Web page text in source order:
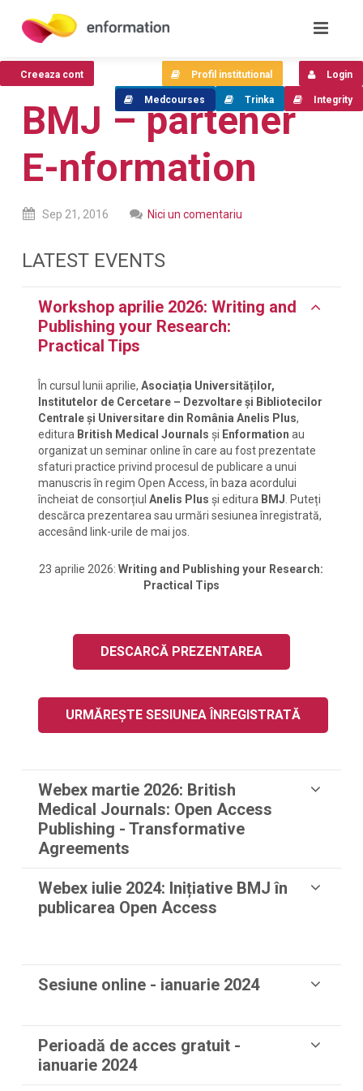
BMJ – partener
E-nformation
Sep 21, 2016 Nici un comentariu
LATEST EVENTS
Workshop aprilie 2026: Writing and
Publishing your Research:
Practical Tips
În cursul lunii aprilie, Asociația Universităților,
Institutelor de Cercetare – Dezvoltare și Bibliotecilor
Centrale și Universitare din România Anelis Plus,
editura British Medical Journals și Enformation au
organizat un seminar online în care au fost prezentate
sfaturi practice privind procesul de publicare a unui
manuscris în regim Open Access, în baza acordului
încheiat de consorțiul Anelis Plus și editura BMJ . Puteți
descărca prezentarea sau urmări sesiunea înregistrată,
accesând link-urile de mai jos.
23 aprilie 2026:Writing and Publishing your Research:
Practical Tips
DESCARCĂ PREZENTAREA
URMĂREȘTE SESIUNEA ÎNREGISTRATĂ
Webex martie 2026: British
Medical Journals: Open Access
Publishing - Transformative
Agreements
Webex iulie 2024: Inițiative BMJ în
publicarea Open Access
Sesiune online - ianuarie 2024
Perioadă de acces gratuit -
ianuarie 2024
Creeaza cont Login
Profil institutional
Integrity
Trinka
Medcourses